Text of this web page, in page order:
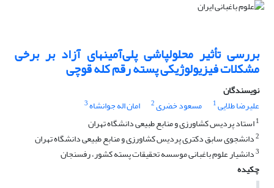
بررسی تأثیر محلول‎پاشی پلی‌آمین‎های آزاد بر برخی
مشکلات فیزیولوژیکی پسته رقم کله قوچی
نویسندگان
علیرضا طلایی1 مسعود خضری2 امان اله جوانشاه3
1استاد پردیس کشاورزی و منابع طبیعی دانشگاه تهران
2دانشجوی سابق دکتری پردیس کشاورزی و منابع طبیعی دانشگاه تهران
3دانشیار علوم باغبانی موسسه تحقیقات پسته کشور، رفسنجان
چکیده